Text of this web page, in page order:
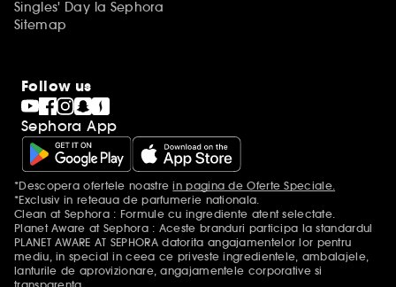
Singles' Day la Sephora
Sitemap
Follow us
Sephora App
Mentiuni aditionale
*Descopera ofertele noastrein pagina de Oferte Speciale.
*Exclusiv in reteaua de parfumerie nationala.
Clean at Sephora : Formule cu ingrediente atent selectate.
Planet Aware at Sephora : Aceste branduri participa la standardul
PLANET AWARE AT SEPHORA datorita angajamentelor lor pentru
mediu, in special in ceea ce priveste ingredientele, ambalajele,
lanturile de aprovizionare, angajamentele corporative si